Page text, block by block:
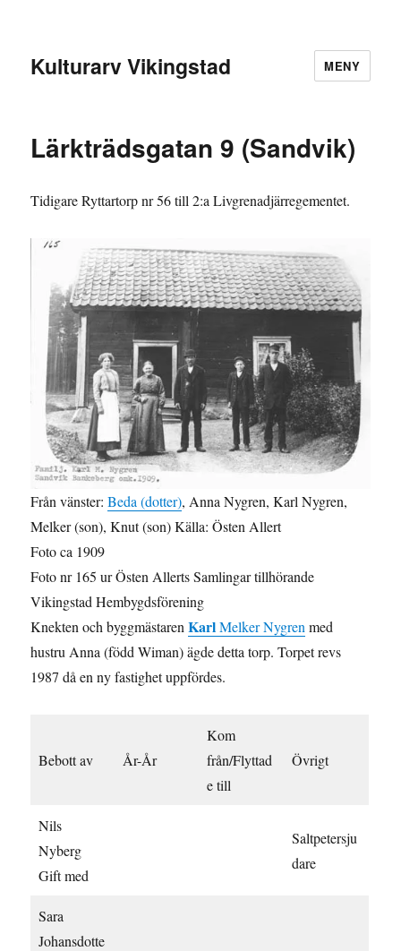
Kulturarv Vikingstad MENY
Lärkträdsgatan 9 (Sandvik)
Tidigare Ryttartorp nr 56 till 2:a Livgrenadjärregementet.
Från vänster:Beda (dotter), Anna Nygren, Karl Nygren,
Melker (son), Knut (son) Källa: Östen Allert
Foto ca 1909
Foto nr 165 ur Östen Allerts Samlingar tillhörande
Vikingstad Hembygdsförening
Knekten och byggmästarenKarlMelker Nygren med
hustru Anna (född Wiman) ägde detta torp. Torpet revs
1987 då en ny fastighet uppfördes.
Bebott av År-År
Kom
från/Flyttad
e till
Övrigt
Nils
Nyberg
Gift med
Saltpetersju
dare
Sara
Johansdotte